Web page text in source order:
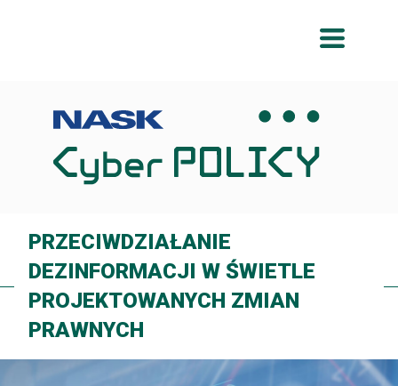
PRZECIWDZIAŁANIE
DEZINFORMACJI W ŚWIETLE
PROJEKTOWANYCH ZMIAN
PRAWNYCH